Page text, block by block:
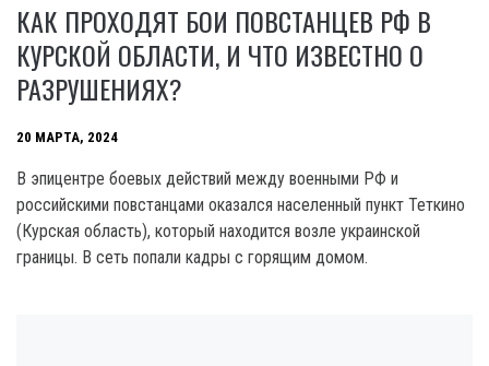
КАК ПРОХОДЯТ БОИ ПОВСТАНЦЕВ РФ В
КУРСКОЙ ОБЛАСТИ, И ЧТО ИЗВЕСТНО О
РАЗРУШЕНИЯХ?
20 МАРТА, 2024
В эпицентре боевых действий между военными РФ и
российскими повстанцами оказался населенный пункт Теткино
(Курская область), который находится возле украинской
границы. В сеть попали кадры с горящим домом.